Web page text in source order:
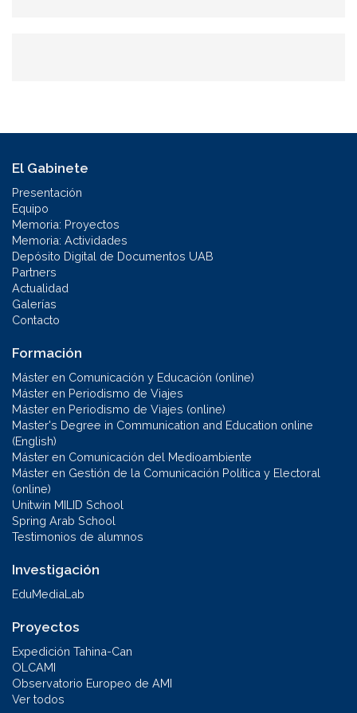
El Gabinete
Presentación
Equipo
Memoria: Proyectos
Memoria: Actividades
Depósito Digital de Documentos UAB
Partners
Actualidad
Galerías
Contacto
Formación
Máster en Comunicación y Educación (online)
Máster en Periodismo de Viajes
Máster en Periodismo de Viajes (online)
Master's Degree in Communication and Education online
(English)
Máster en Comunicación del Medioambiente
Máster en Gestión de la Comunicación Política y Electoral
(online)
Unitwin MILID School
Spring Arab School
Testimonios de alumnos
Investigación
EduMediaLab
Proyectos
Expedición Tahina-Can
OLCAMI
Observatorio Europeo de AMI
Ver todos